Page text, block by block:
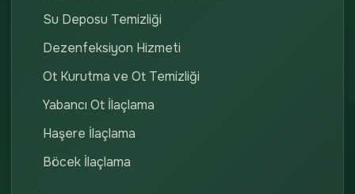
Su Deposu Temizliği
Dezenfeksiyon Hizmeti
Ot Kurutma ve Ot Temizliği
Yabancı Ot İlaçlama
Haşere İlaçlama
Böcek İlaçlama